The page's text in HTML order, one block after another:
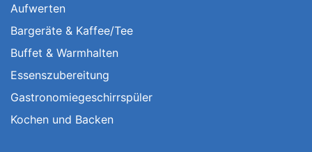
Aufwerten
Bargeräte & Kaffee/Tee
Buffet & Warmhalten
Essenszubereitung
Gastronomiegeschirrspüler
Kochen und Backen